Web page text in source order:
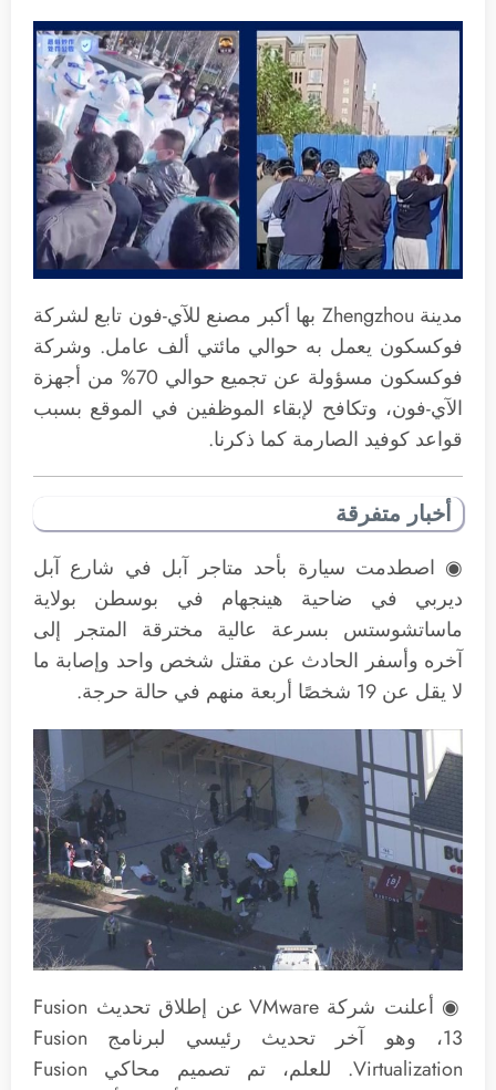
مدينة Zhengzhou بها أكبر مصنع للآي-فون تابع لشركة
فوكسكون يعمل به حوالي مائتي ألف عامل. وشركة
فوكسكون مسؤولة عن تجميع حوالي 70% من أجهزة
الآي-فون، وتكافح لإبقاء الموظفين في الموقع بسبب
قواعد كوفيد الصارمة كما ذكرنا.
أخبار متفرقة
◉ اصطدمت سيارة بأحد متاجر آبل في شارع آبل
ديربي في ضاحية هينجهام في بوسطن بولاية
ماساتشوستس بسرعة عالية مخترقة المتجر إلى
آخره وأسفر الحادث عن مقتل شخص واحد وإصابة ما
لا يقل عن 19 شخصًا أربعة منهم في حالة حرجة.
◉ أعلنت شركة VMware عن إطلاق تحديث Fusion
13، وهو آخر تحديث رئيسي لبرنامج Fusion
Virtualization. للعلم، تم تصميم محاكي Fusion